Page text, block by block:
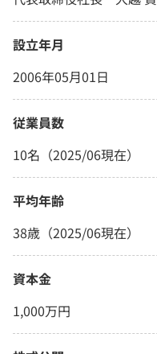
設立年月
2006年05月01日
従業員数
10名（2025/06現在）
平均年齢
38歳（2025/06現在）
資本金
1,000万円